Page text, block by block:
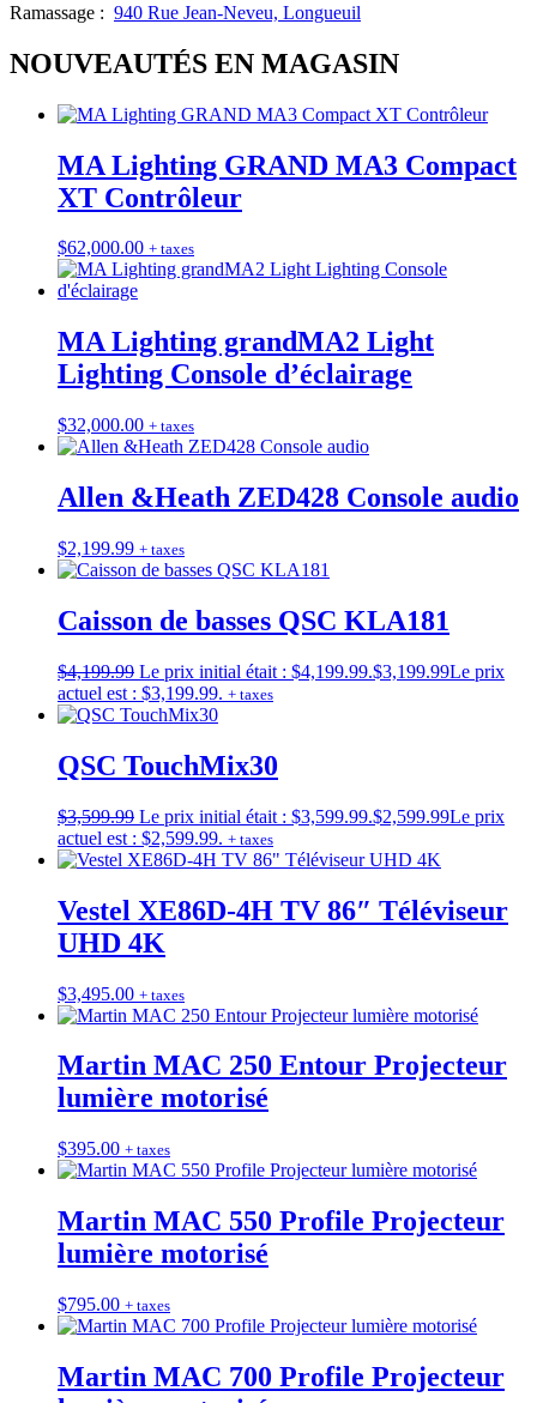
Ramassage : 940 Rue Jean-Neveu, Longueuil
NOUVEAUTÉS EN MAGASIN
MA Lighting GRAND MA3 Compact
XT Contrôleur
$62,000.00 + taxes
MA Lighting grandMA2 Light
Lighting Console d’éclairage
$32,000.00 + taxes
Allen &Heath ZED428 Console audio
$2,199.99 + taxes
Caisson de basses QSC KLA181
$4,199.99 Le prix initial était : $4,199.99.$3,199.99Le prix
actuel est : $3,199.99. + taxes
QSC TouchMix30
$3,599.99 Le prix initial était : $3,599.99.$2,599.99Le prix
actuel est : $2,599.99. + taxes
Vestel XE86D-4H TV 86″ Téléviseur
UHD 4K
$3,495.00 + taxes
Martin MAC 250 Entour Projecteur
lumière motorisé
$395.00 + taxes
Martin MAC 550 Profile Projecteur
lumière motorisé
$795.00 + taxes
Martin MAC 700 Profile Projecteur